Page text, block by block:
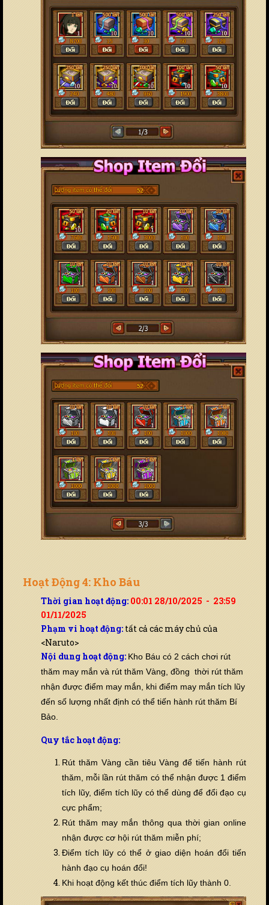
Hoạt Động 4: Kho Báu
Thời gian hoạt động: 00:01 28/10/2025 - 23:59
01/11/2025
Phạm vi hoạt động: tất cả các máy chủ của
<Naruto>
Nội dung hoạt động: Kho Báu có 2 cách chơi rút
thăm may mắn và rút thăm Vàng, đồng thời rút thăm
nhận được điểm may mắn, khi điểm may mắn tích lũy
đến số lượng nhất định có thể tiến hành rút thăm Bí
Bảo.
Quy tắc hoạt động:
Rút thăm Vàng cần tiêu Vàng để tiến hành rút
thăm, mỗi lần rút thăm có thể nhận được 1 điểm
tích lũy, điểm tích lũy có thể dùng để đổi đạo cụ
cực phẩm;
Rút thăm may mắn thông qua thời gian online
nhận được cơ hội rút thăm miễn phí;
Điểm tích lũy có thể ở giao diện hoán đổi tiến
hành đạo cụ hoán đổi!
Khi hoạt động kết thúc điểm tích lũy thành 0.